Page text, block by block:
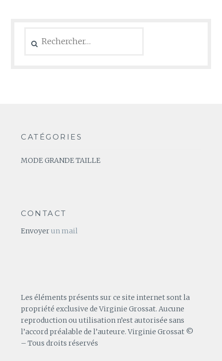
CATÉGORIES
MODE GRANDE TAILLE
CONTACT
Envoyerun mail
Les éléments présents sur ce site internet sont la
propriété exclusive de Virginie Grossat. Aucune
reproduction ou utilisation n’est autorisée sans
l’accord préalable de l’auteure. Virginie Grossat ©
– Tous droits réservés